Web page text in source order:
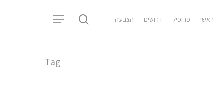
ראשי פרופיל דרושים הצבעה search
Menu
Tag